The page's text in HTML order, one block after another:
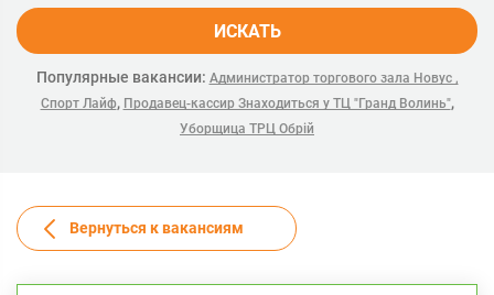
ИСКАТЬ
Популярные вакансии: Администратор торгового зала Новус ,
Спорт Лайф, Продавец-кассир Знаходиться у ТЦ "Гранд Волинь",
Уборщица ТРЦ Обрій
Вернуться к вакансиям